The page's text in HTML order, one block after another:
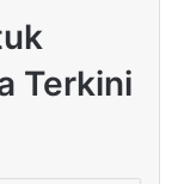
Terkini